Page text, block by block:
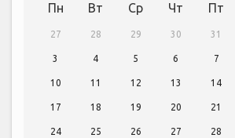
Пн Вт Ср Чт Пт
27 28 29 30 31
3 4 5 6 7
10 11 12 13 14
17 18 19 20 21
24 25 26 27 28